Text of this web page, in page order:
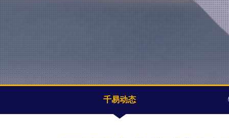
千易动态